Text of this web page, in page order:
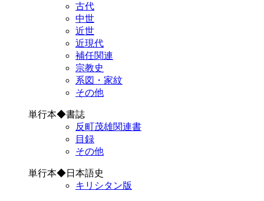
古代
中世
近世
近現代
補任関連
宗教史
系図・家紋
その他
単行本◆書誌
反町茂雄関連書
目録
その他
単行本◆日本語史
キリシタン版